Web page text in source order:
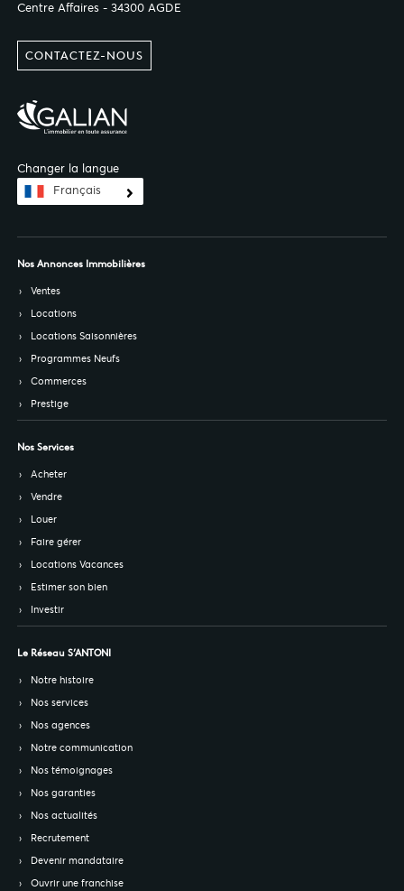
Centre Affaires - 34300 AGDE
CONTACTEZ-NOUS
Changer la langue
Français
Nos Annonces Immobilières
Ventes
Locations
Locations Saisonnières
Programmes Neufs
Commerces
Prestige
Nos Services
Acheter
Vendre
Louer
Faire gérer
Locations Vacances
Estimer son bien
Investir
Le Réseau S’ANTONI
Notre histoire
Nos services
Nos agences
Notre communication
Nos témoignages
Nos garanties
Nos actualités
Recrutement
Devenir mandataire
Ouvrir une franchise